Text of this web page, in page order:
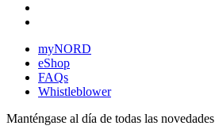
myNORD
eShop
FAQs
Whistleblower
Manténgase al día de todas las novedades